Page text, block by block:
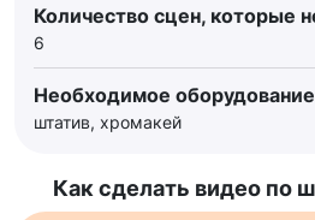
Количество сцен, которые
6
Необходимое
штатив, хромакей
Как сделать видео по